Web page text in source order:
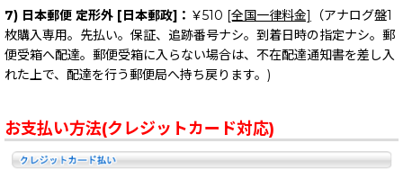
7) 日本郵便 定形外 [日本郵政]： ￥510 [全国一律料金]
（アナログ盤1
枚購入専用。先払い。保証、追跡番号ナシ。到着日時の指定ナシ。郵
便受箱へ配達。郵便受箱に入らない場合は、不在配達通知書を差し入
れた上で、配達を行う郵便局へ持ち戻ります。)
お支払い方法(クレジットカード対応)